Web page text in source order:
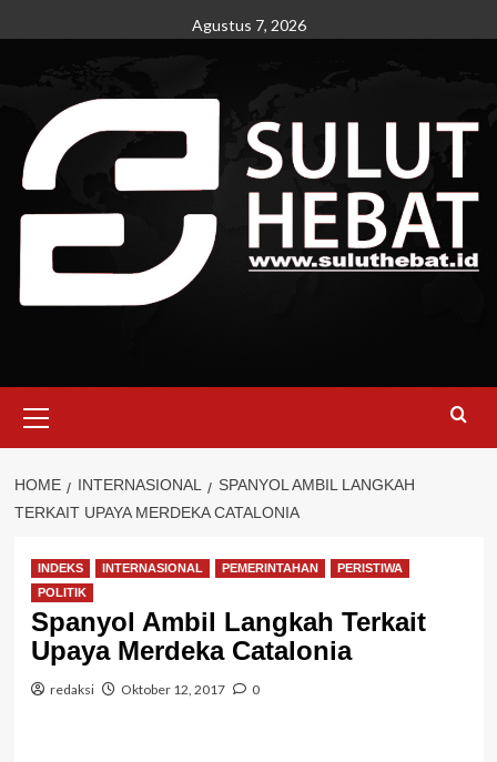
to
Agustus 7, 2026
Menu
HOME INTERNASIONAL
SPANYOL AMBIL LANGKAH
TERKAIT UPAYA MERDEKA CATALONIA
INDEKS INTERNASIONAL PEMERINTAHAN
PERISTIWA
POLITIK
Spanyol Ambil Langkah Terkait
Upaya Merdeka Catalonia
redaksi Oktober 12, 2017 0